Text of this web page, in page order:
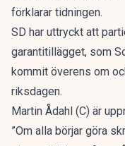
förklarar tidningen.
SD har uttryckt att
garantitillägget, som
kommit överens om
riksdagen.
Martin Ådahl (C) är
”Om alla börjar göra